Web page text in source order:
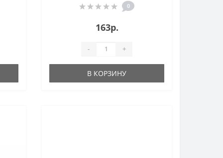
0
163р.
- +
В КОРЗИНУ